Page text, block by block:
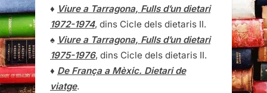
♦ Viure a Tarragona, Fulls d’un dietari
1972-1974, dins Cicle dels dietaris II.
♠ Viure a Tarragona, Fulls d’un dietari
1975-1976, dins Cicle dels dietaris II.
♦ De França a Mèxic. Dietari de
viatge.